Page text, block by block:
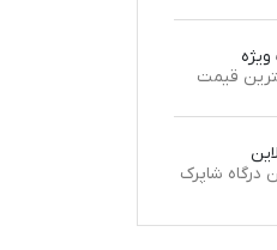
قیمت
درگاه شاپرک